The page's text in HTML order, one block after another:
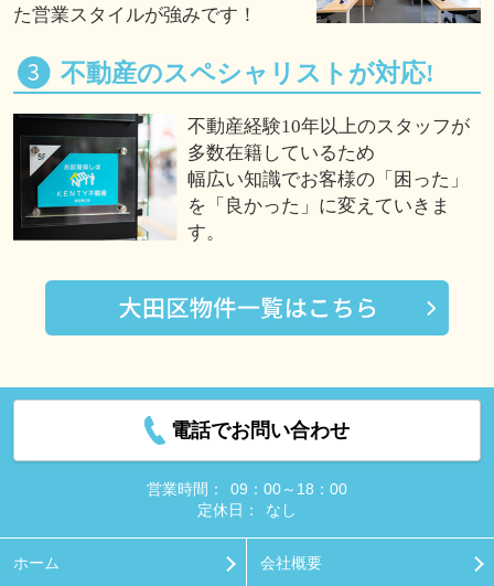
た営業スタイルが強みです！
不動産のスペシャリストが対応!
不動産経験10年以上のスタッフが
多数在籍しているため
幅広い知識でお客様の「困った」
を「良かった」に変えていきま
す。
電話でお問い合わせ
営業時間：
09：00～18：00
定休日：
なし
ホーム 会社概要